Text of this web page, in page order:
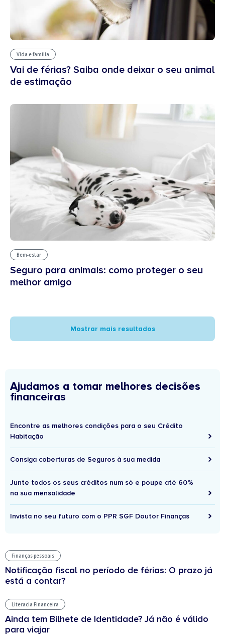
Vida e família
Vai de férias? Saiba onde deixar o seu animal
de estimação
Bem-estar
Seguro para animais: como proteger o seu
melhor amigo
Mostrar mais resultados
Ajudamos a tomar melhores decisões
financeiras
Encontre as melhores condições para o seu Crédito
Habitação
Consiga coberturas de Seguros à sua medida
Junte todos os seus créditos num só e poupe até 60%
na sua mensalidade
Invista no seu futuro com o PPR SGF Doutor Finanças
Finanças pessoais
Notificação fiscal no período de férias: O prazo já
está a contar?
Literacia Financeira
Ainda tem Bilhete de Identidade? Já não é válido
para viajar